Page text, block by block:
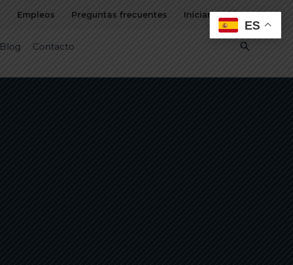
Empleos Preguntas frecuentes Iniciar sesión
Blog Contacto Buscar
ES